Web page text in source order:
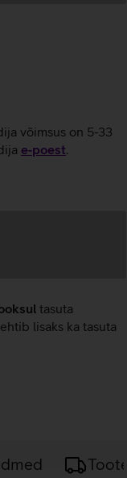
võimsus on 5-33
e‑poest.
tasuta
lisaks ka tasuta